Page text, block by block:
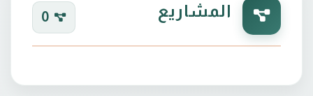
الايميل / hassankhalid239@gmail.com
المشاريع 0